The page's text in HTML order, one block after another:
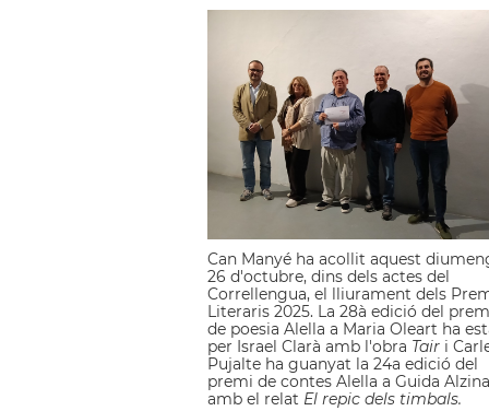
Can Manyé ha acollit aquest
26 d'octubre, dins dels actes del
Correllengua, el lliurament dels
Literaris 2025. La 28à edició del
de poesia Alella a Maria Oleart ha
per Israel Clarà amb l'obra Tair i
Pujalte ha guanyat la 24a edició del
premi de contes Alella a Guida Alzina
amb el relat El repic dels timbals.